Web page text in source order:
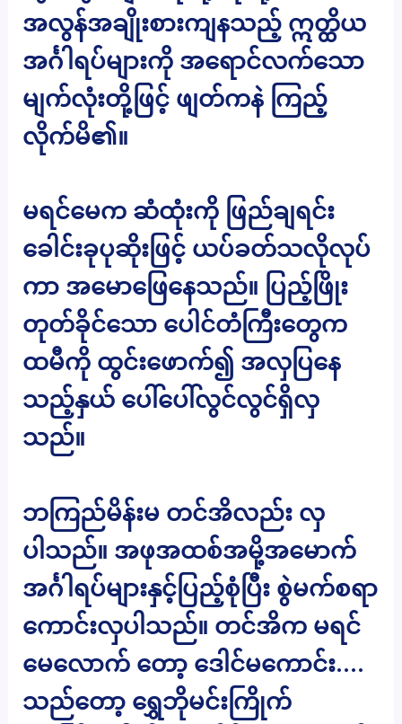
အလွန်အချိုးစားကျနသည့် ဣတ္ထိယ
အင်္ဂါရပ်များကို အရောင်လက်သော
မျက်လုံးတို့ဖြင့် ဖျတ်ကနဲ ကြည့်
လိုက်မိ၏။
မရင်မေက ဆံထုံးကို ဖြည်ချရင်း
ခေါင်းခုပုဆိုးဖြင့် ယပ်ခတ်သလိုလုပ်
ကာ အမောဖြေနေသည်။ ပြည့်ဖြိုး
တုတ်ခိုင်သော ပေါင်တံကြီးတွေက
ထမီကို ထွင်းဖောက်၍ အလှပြနေ
သည့်နှယ် ပေါ်ပေါ်လွင်လွင်ရှိလှ
သည်။
ဘကြည်မိန်းမ တင်အိလည်း လှ
ပါသည်။ အဖုအထစ်အမို့အမောက်
အင်္ဂါရပ်များနှင့်ပြည့်စုံပြီး စွဲမက်စရာ
ကောင်းလှပါသည်။ တင်အိက မရင်
မေလောက် တော့ ဒေါင်မကောင်း….
သည်တော့ ရွှေဘိုမင်းကြိုက်